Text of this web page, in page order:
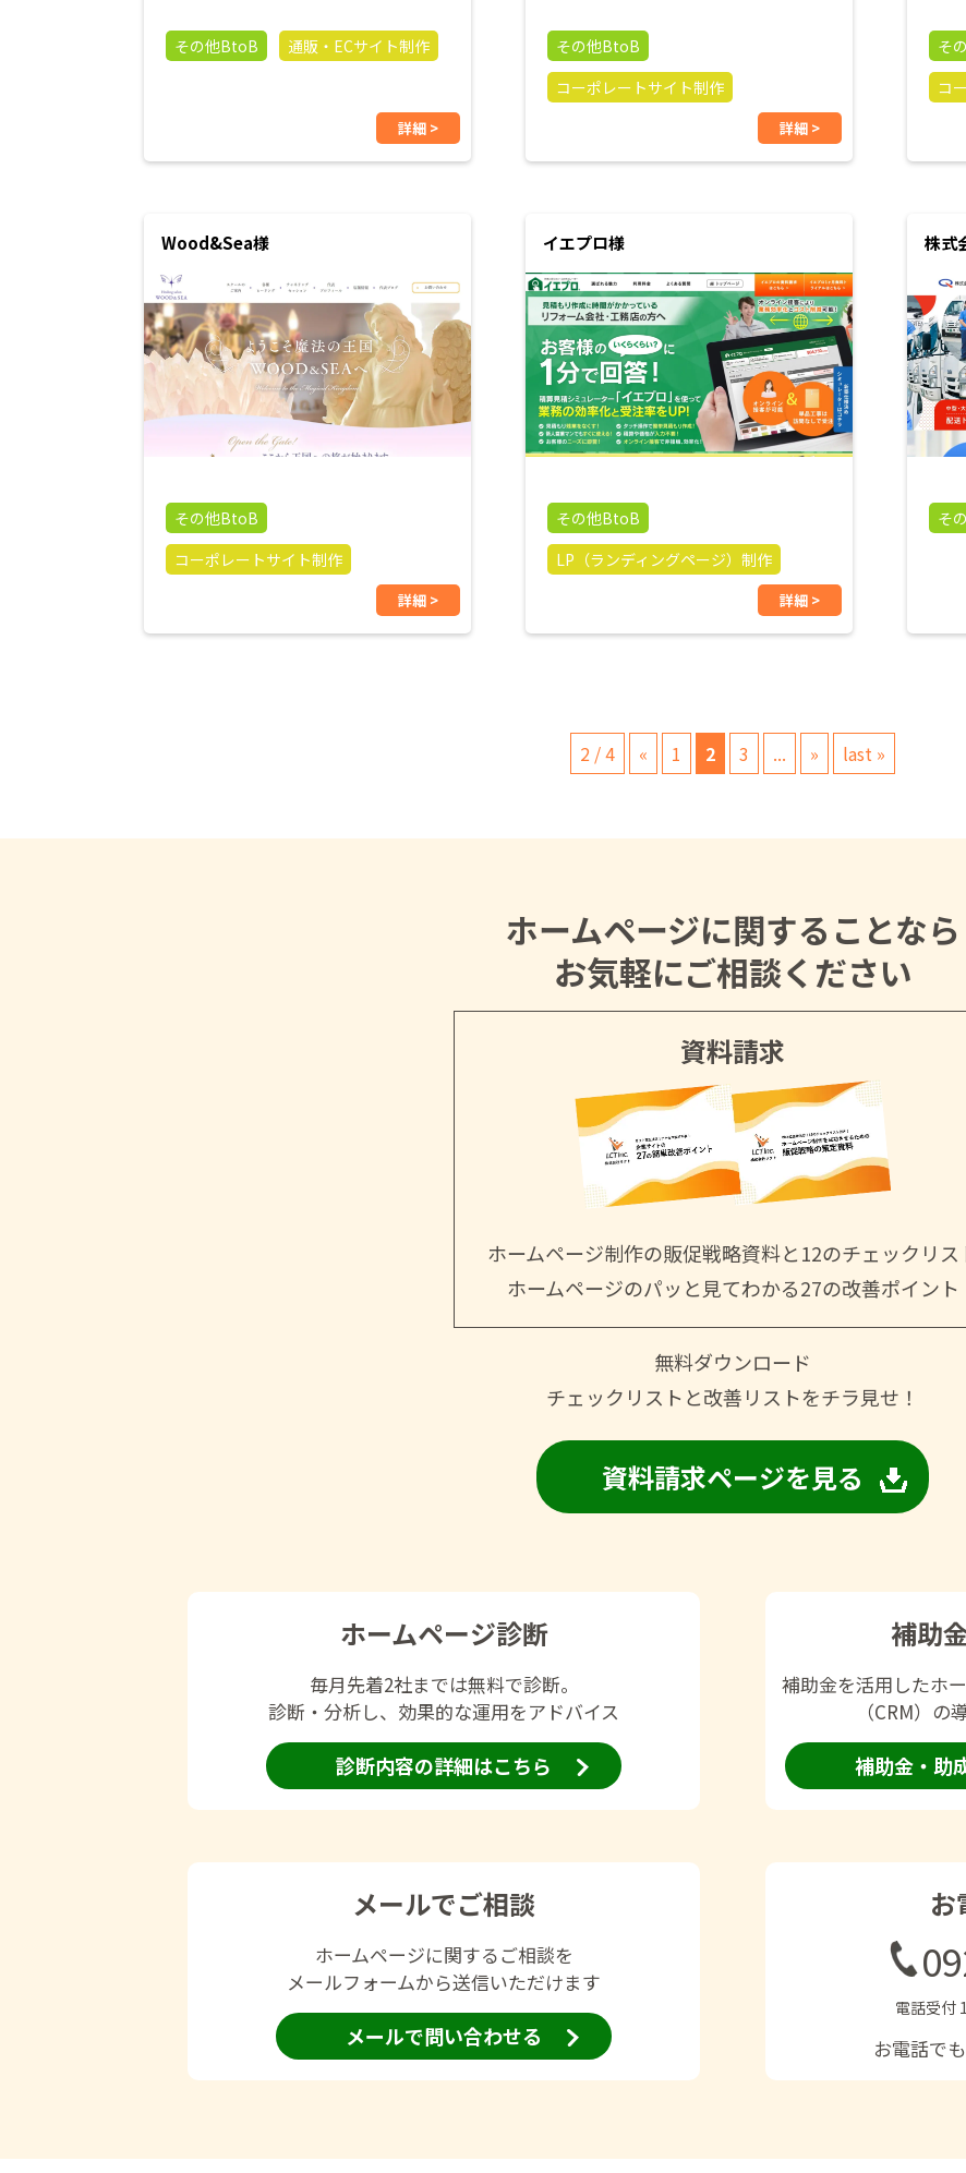
その他BtoB 通販・ECサイト制作
詳細 >
その他BtoB
コーポレートサイト制作
詳細 >
そ
コ
Wood&Sea様
その他BtoB
コーポレートサイト制作
詳細 >
イエプロ様
その他BtoB
LP（ランディングページ）制作
詳細 >
株式
そ
2 / 4 « 1 2 3 ... » last »
ホームページに関することなら
お気軽にご相談ください
資料請求
ホームページ制作の販促戦略資料と12のチェックリス
ホームページのパッと見てわかる27の改善ポイント
無料ダウンロード
チェックリストと改善リストをチラ見せ！
資料請求ページを見る
ホームページ診断
毎月先着2社までは無料で診断。
診断・分析し、効果的な運用をアドバイス
診断内容の詳細はこちら
補助
補助金を活用したホ
（CRM）の
補助金・助
メールでご相談
ホームページに関するご相談を
メールフォームから送信いただけます
メールで問い合わせる
お
電話受付
お電話で